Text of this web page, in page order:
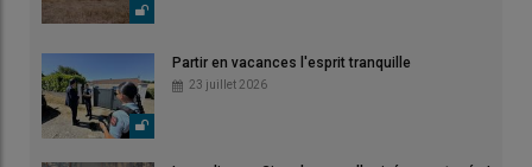
Partir en vacances l'esprit tranquille
23 juillet 2026